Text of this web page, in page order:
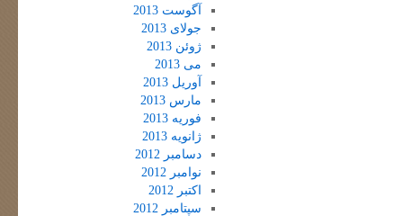
آگوست 2013
جولای 2013
ژوئن 2013
می 2013
آوریل 2013
مارس 2013
فوریه 2013
ژانویه 2013
دسامبر 2012
نوامبر 2012
اکتبر 2012
سپتامبر 2012